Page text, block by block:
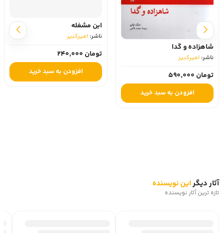
شاهزاده و گدا
ناشر: امیرکبیر
تومان 590,000
افزودن به سبد خرید
ابن مشغله
ناشر: امیرکبیر
تومان 240,000
افزودن به سبد خرید
آثار دیگراین نویسنده
تازه ترین آثار نویسنده